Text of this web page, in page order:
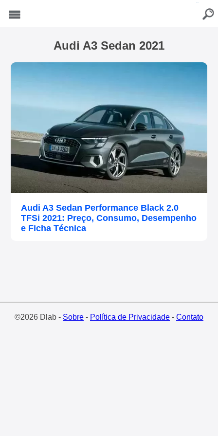
Audi A3 Sedan 2021
Audi A3 Sedan Performance Black 2.0
TFSi 2021: Preço, Consumo, Desempenho
e Ficha Técnica
©2026 Dlab - Sobre- Política de Privacidade- Contato